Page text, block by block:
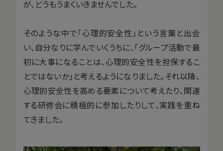
が、どうもうまくいきませんでした。
そのような中で「心理的安全性」という言葉と出会
い、自分なりに学んでいくうちに、「グループ活動で最
初に大事になることは、心理的安全性を担保するこ
とではないか」と考えるようになりました。それ以降、
心理的安全性を高める要素について考えたり、関連
する研修会に積極的に参加したりして、実践を重ね
てきました。